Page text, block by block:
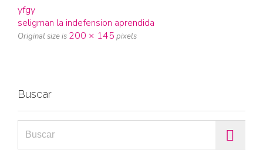
yfgy
seligman la indefension aprendida
Original size is 200 × 145 pixels
Buscar